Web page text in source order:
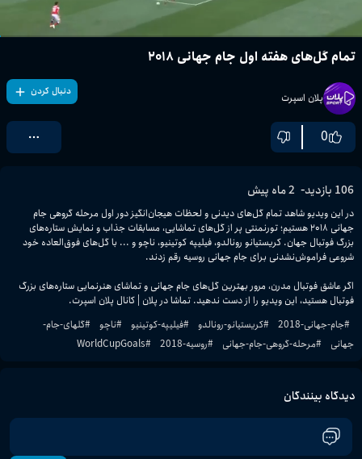
تمام گل‌های هفته اول جام جهانی ۲۰۱۸
پلان اسپرت دنبال کردن
0
106 بازدید- 2 ماه پیش
در این ویدیو شاهد تمام گل‌های دیدنی و لحظات هیجان‌انگیز دور اول مرحله گروهی جام
جهانی ۲۰۱۸ هستیم؛ تورنمنتی پر از گل‌های تماشایی، مسابقات جذاب و نمایش ستاره‌های
بزرگ فوتبال جهان. کریستیانو رونالدو، فیلیپه کوتینیو، ناچو و ... با گل‌های فوق‌العاده خود
اگر عاشق فوتبال مدرن، مرور بهترین گل‌های جام جهانی و تماشای هنرنمایی ستاره‌های بزرگ
فوتبال هستید، این ویدیو را از دست ندهید. تماشا در پلان | کانال پلان اسپرت.
#جام-جهانی-2018 #کریستیانو-رونالدو #فیلیپه-کوتینیو #ناچو #گلهای-جام-
جهانی
#مرحله-گروهی-جام-جهانی #روسیه-2018 #
WorldCupGoals
دیدگاه بینندگان